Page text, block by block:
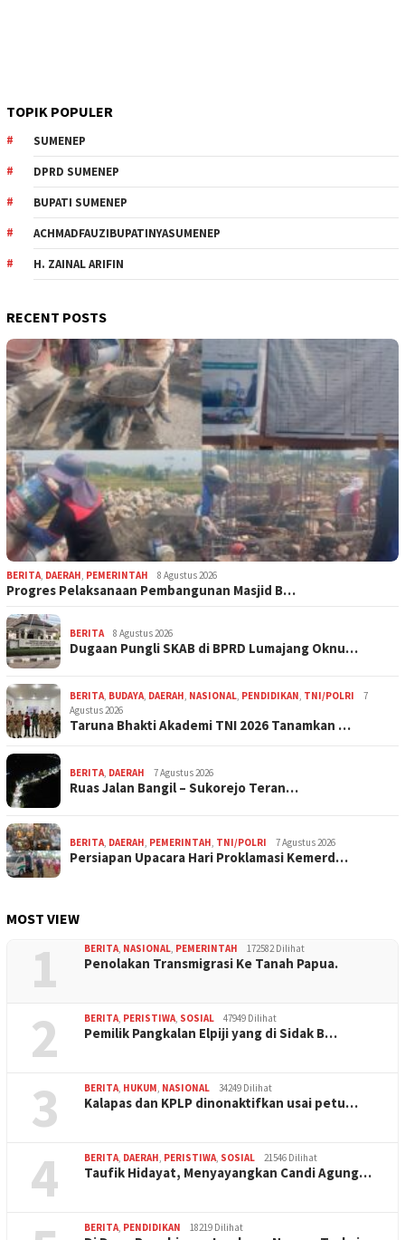
TOPIK POPULER
SUMENEP
DPRD SUMENEP
BUPATI SUMENEP
ACHMADFAUZIBUPATINYASUMENEP
H. ZAINAL ARIFIN
RECENT POSTS
BERITA, DAERAH, PEMERINTAH 8 Agustus 2026
Progres Pelaksanaan Pembangunan Masjid B…
BERITA 8 Agustus 2026
Dugaan Pungli SKAB di BPRD Lumajang Oknu…
BERITA, BUDAYA, DAERAH, NASIONAL, PENDIDIKAN, TNI/POLRI
7
Agustus 2026
Taruna Bhakti Akademi TNI 2026 Tanamkan …
BERITA, DAERAH 7 Agustus 2026
Ruas Jalan Bangil – Sukorejo Teran…
BERITA, DAERAH, PEMERINTAH, TNI/POLRI 7 Agustus 2026
Persiapan Upacara Hari Proklamasi Kemerd…
MOST VIEW
1 BERITA, NASIONAL, PEMERINTAH 172582 Dilihat
Penolakan Transmigrasi Ke Tanah Papua.
2 BERITA, PERISTIWA, SOSIAL 47949 Dilihat
Pemilik Pangkalan Elpiji yang di Sidak B…
3 BERITA, HUKUM, NASIONAL 34249 Dilihat
Kalapas dan KPLP dinonaktifkan usai petu…
4 BERITA, DAERAH, PERISTIWA, SOSIAL 21546 Dilihat
Taufik Hidayat, Menyayangkan Candi Agung…
BERITA, PENDIDIKAN 18219 Dilihat